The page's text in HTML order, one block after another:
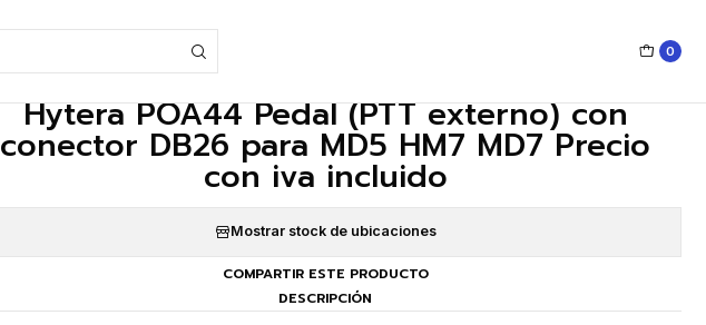
0
Hytera POA44 Pedal (PTT externo) con
conector DB26 para MD5 HM7 MD7 Precio
con iva incluido
Mostrar stock de ubicaciones
COMPARTIR ESTE PRODUCTO
DESCRIPCIÓN